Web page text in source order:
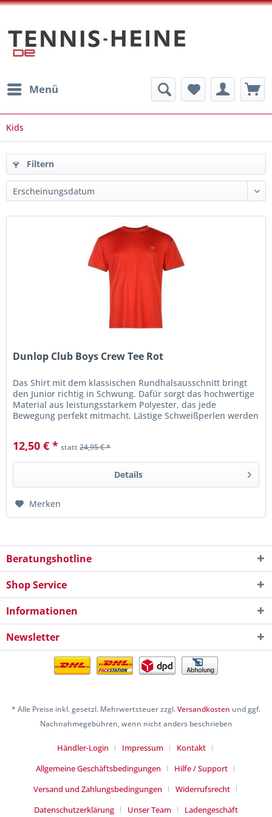
Menü
Kids
Filtern
Dunlop Club Boys Crew Tee Rot
Das Shirt mit dem klassischen Rundhalsausschnitt bringt
den Junior richtig in Schwung. Dafür sorgt das hochwertige
Material aus leistungsstarkem Polyester, das jede
Bewegung perfekt mitmacht. Lästige Schweißperlen werden
12,50 € * statt24,95 € *
Details
Merken
Beratungshotline
Shop Service
Informationen
Newsletter
* Alle Preise inkl. gesetzl. Mehrwertsteuer zzgl.Versandkosten und ggf.
Nachnahmegebühren, wenn nicht anders beschrieben
Händler-Login Impressum
Kontakt
Allgemeine Geschäftsbedingungen
Hilfe / Support
Versand und Zahlungsbedingungen
Widerrufsrecht
Datenschutzerklärung
Unser Team Ladengeschäft